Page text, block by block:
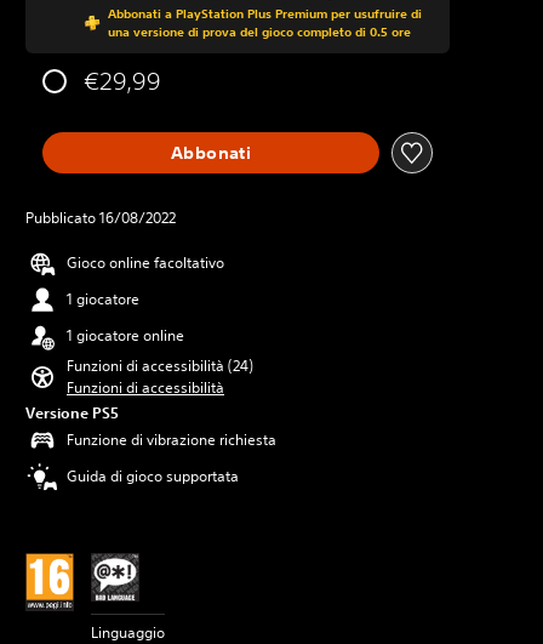
Abbonati a PlayStation Plus Premium per usufruire di
una versione di prova del gioco completo di 0.5 ore
€29,99
Abbonati
Pubblicato 16/08/2022
Gioco online facoltativo
1 giocatore
1 giocatore online
Funzioni di accessibilità (24)
Funzioni di accessibilità
Versione PS5
Funzione di vibrazione richiesta
Guida di gioco supportata
Linguaggio